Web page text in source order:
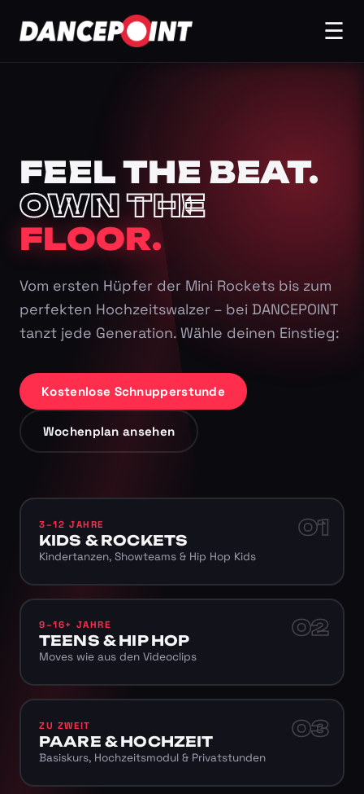
☰
FEEL THE BEAT.
OWN THE
FLOOR.
Vom ersten Hüpfer der Mini Rockets bis zum
perfekten Hochzeitswalzer – bei DANCEPOINT
tanzt jede Generation. Wähle deinen Einstieg:
Kostenlose Schnupperstunde
Wochenplan ansehen
01
3–12 JAHRE
KIDS & ROCKETS
Kindertanzen, Showteams & Hip Hop Kids
02
9–16+ JAHRE
TEENS & HIP HOP
Moves wie aus den Videoclips
03
ZU ZWEIT
PAARE & HOCHZEIT
Basiskurs, Hochzeitsmodul & Privatstunden